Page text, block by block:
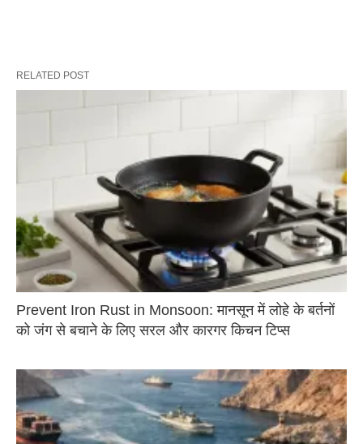
RELATED POST
Prevent Iron Rust in Monsoon: मानसून में लोहे के बर्तनों
को जंग से बचाने के लिए सरल और कारगर किचन टिप्स